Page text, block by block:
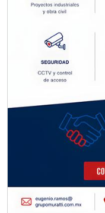
Empresa
Requiere:
Especificaciones:
Requisitos:
crédito
grupo,
cercanas a
referencias